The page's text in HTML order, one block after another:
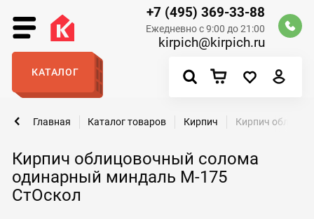
+7 (495) 369-33-88
Ежедневно с 9:00 до 21:00
kirpich@kirpich.ru
КАТАЛОГ
Кирпич облицовочный солома
одинарный миндаль М-175
СтОскол
Главная Каталог товаров Кирпич Кирпич